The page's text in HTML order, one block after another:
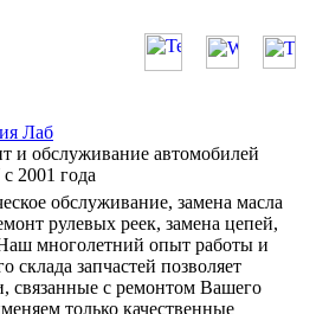
Лаб
и обслуживание автомобилей
2001 года
обслуживание, замена масла
рулевых реек, замена цепей,
многолетний опыт работы и
склада запчастей позволяет
связанные с ремонтом Вашего
только качественные